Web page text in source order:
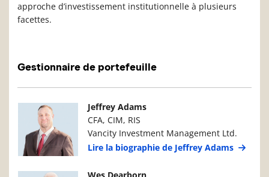
approche d’investissement institutionnelle à plusieurs
facettes.
Gestionnaire de portefeuille
Photo du gestionnaire de portefeuille
Jeffrey Adams
CFA, CIM, RIS
Vancity Investment Management Ltd.
Lire la biographie de Jeffrey Adams